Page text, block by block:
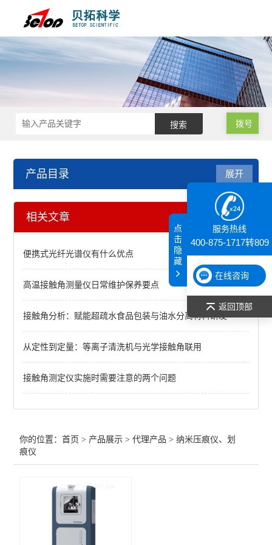
拨号
产品目录
代理产品
原子吸收光谱（AAS）
仪器鉴定用标准物质
切片机
展开
相关文章
便携式光纤光谱仪有什么优点
高温接触角测量仪日常维护保养要点
接触角分析：赋能超疏水食品包装与油水分离材料研发
从定性到定量：等离子清洗机与光学接触角联用
接触角测定仪实施时需要注意的两个问题
你的位置：首页 > 产品展示 >代理产品 >纳米压痕仪、划
痕仪
服务热线
400-875-1717转809
在线咨询
返回顶部
点
击
隐
藏